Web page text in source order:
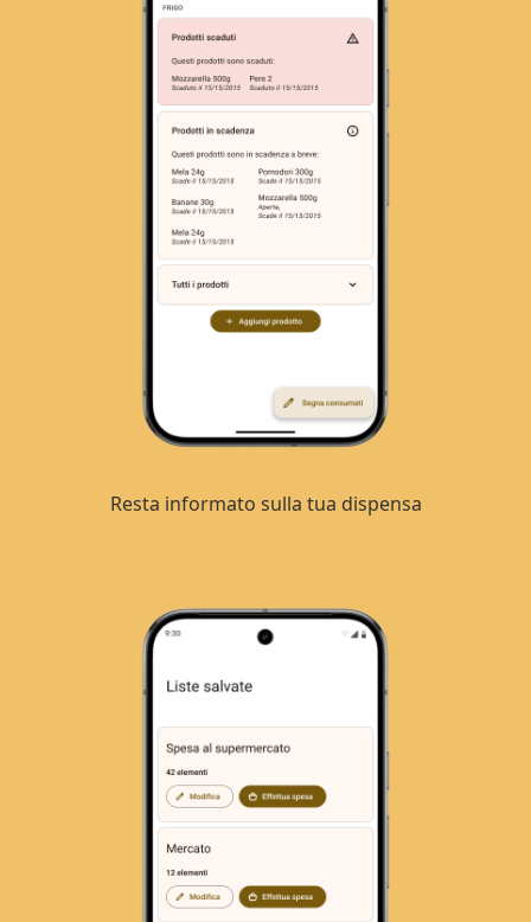
Resta informato sulla tua dispensa